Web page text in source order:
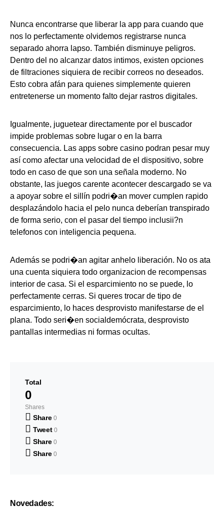
Nunca encontrarse que liberar la app para cuando que
nos lo perfectamente olvidemos registrarse nunca
separado ahorra lapso. También disminuye peligros.
Dentro del no alcanzar datos intimos, existen opciones
de filtraciones siquiera de recibir correos no deseados.
Esto cobra afán para quienes simplemente quieren
entretenerse un momento falto dejar rastros digitales.
Igualmente, juguetear directamente por el buscador
impide problemas sobre lugar o en la barra
consecuencia. Las apps sobre casino podran pesar muy
así­ como afectar una velocidad de el dispositivo, sobre
todo en caso de que son una señala moderno. No
obstante, las juegos carente acontecer descargado se va
a apoyar sobre el sillí­n podri�an mover cumplen rapido
desplazándolo hacia el pelo nunca deberían transpirado
de forma serio, con el pasar del tiempo inclusii?n
telefonos con inteligencia pequena.
Además se podri�an agitar anhelo liberación. No os ata
una cuenta siquiera todo organizacion de recompensas
interior de casa. Si el esparcimiento no se puede, lo
perfectamente cerras. Si queres trocar de tipo de
esparcimiento, lo haces desprovisto manifestarse de el
plana. Todo seri�en socialdemócrata, desprovisto
pantallas intermedias ni formas ocultas.
Total
0
Shares
Share 0
Tweet 0
Share 0
Share 0
Novedades: